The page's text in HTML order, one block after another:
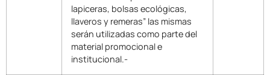
lapiceras, bolsas ecológicas,
llaveros y remeras” las mismas
serán utilizadas como parte del
material promocional e
institucional.-